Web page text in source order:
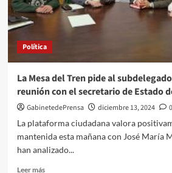
de
vigilancia
el
las
drogas
en
conducción
Política
La Mesa del Tren pide al
reunión con el secretario de Estado
GabinetedePrensa diciembre 13, 2024
0
La plataforma ciudadana valora
mantenida esta mañana con José María
han analizado...
Leer másLeer